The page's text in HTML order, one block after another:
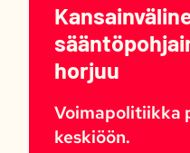
horjuu
Voimapolitiikka
keskiöön.​